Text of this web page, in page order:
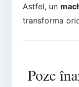
Astfel, un
transforma
Poze